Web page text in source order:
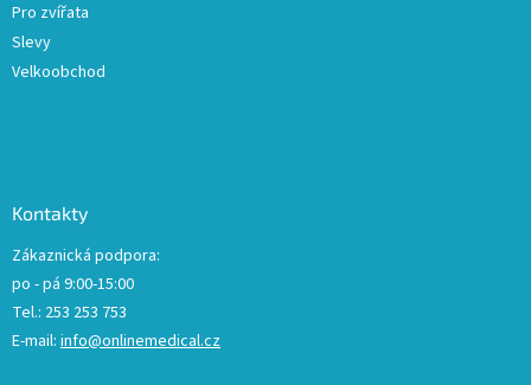
Pro zvířata
Slevy
Velkoobchod
Kontakty
Zákaznická podpora:
po - pá 9:00-15:00
Tel.: 253 253 753
E-mail: info@onlinemedical.cz